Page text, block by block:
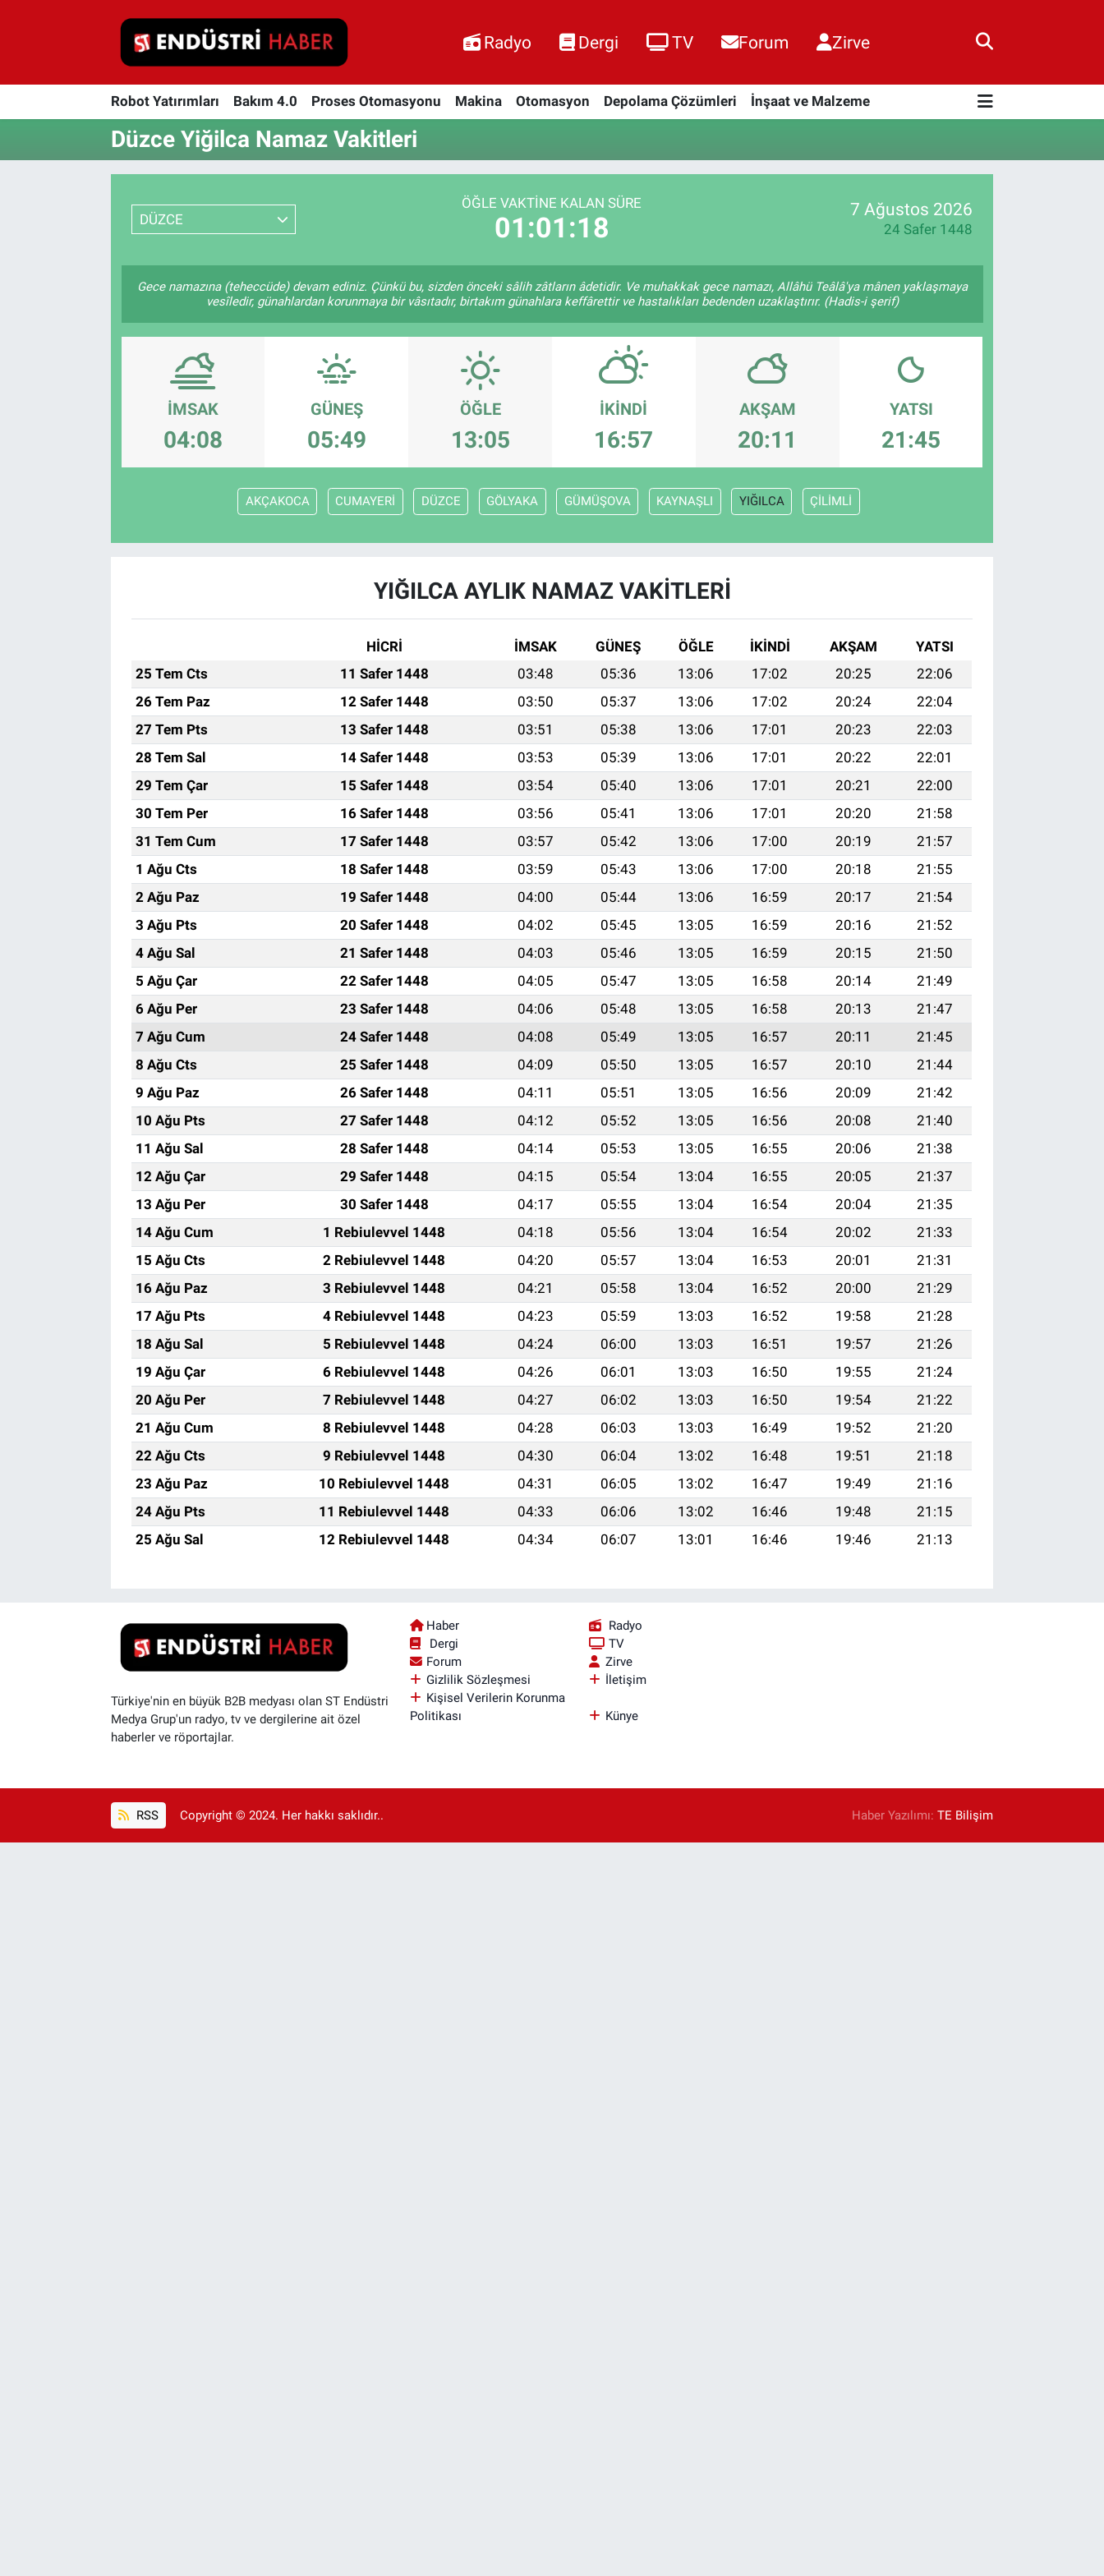
Radyo Dergi TV Forum Zirve
Robot Yatırımları Bakım 4.0 Proses Otomasyonu Makina Otomasyon Depolama Çözümleri İnşaat ve Malzeme
Düzce Yiğilca Namaz Vakitleri
DÜZCE
ÖĞLE VAKTINE KALAN SÜRE
01:01:17
7 Ağustos 2026
24 Safer 1448
Gece namazına (teheccüde) devam ediniz. Çünkü bu, sizden önceki sâlih zâtların âdetidir. Ve muhakkak gece namazı, Allâhü Teâlâ'ya mânen yaklaşmaya
vesîledir, günahlardan korunmaya bir vâsıtadır, birtakım günahlara keffârettir ve hastalıkları bedenden uzaklaştırır. (Hadis-i şerif)
İMSAK
04:08
GÜNEŞ
05:49
ÖĞLE
13:05
İKINDI
16:57
AKŞAM
20:11
YATSI
21:45
AKÇAKOCA CUMAYERİ DÜZCE GÖLYAKA GÜMÜŞOVA KAYNAŞLI YIĞILCA ÇİLİMLİ
YIĞILCA AYLIK NAMAZ VAKITLERI
HİCRİ İMSAK GÜNEŞ ÖĞLE İKINDI AKŞAM
YATSI
25 Tem Cts
11 Safer 1448 03:48 05:36 13:06 17:02 20:25
22:06
26 Tem Paz
12 Safer 1448 03:50 05:37 13:06 17:02 20:24
22:04
27 Tem Pts
13 Safer 1448 03:51 05:38 13:06 17:01 20:23
22:03
28 Tem Sal
14 Safer 1448 03:53 05:39 13:06 17:01 20:22
22:01
29 Tem Çar
15 Safer 1448 03:54 05:40 13:06 17:01 20:21
22:00
30 Tem Per
16 Safer 1448 03:56 05:41 13:06 17:01 20:20
21:58
31 Tem Cum
17 Safer 1448 03:57 05:42 13:06 17:00 20:19
21:57
1 Ağu Cts
18 Safer 1448 03:59 05:43 13:06 17:00 20:18
21:55
2 Ağu Paz
19 Safer 1448 04:00 05:44 13:06 16:59 20:17
21:54
3 Ağu Pts
20 Safer 1448 04:02 05:45 13:05 16:59 20:16
21:52
4 Ağu Sal
21 Safer 1448 04:03 05:46 13:05 16:59 20:15
21:50
5 Ağu Çar
22 Safer 1448 04:05 05:47 13:05 16:58 20:14
21:49
6 Ağu Per
23 Safer 1448 04:06 05:48 13:05 16:58 20:13
21:47
7 Ağu Cum
24 Safer 1448 04:08 05:49 13:05 16:57 20:11
21:45
8 Ağu Cts
25 Safer 1448 04:09 05:50 13:05 16:57 20:10
21:44
9 Ağu Paz
26 Safer 1448 04:11 05:51 13:05 16:56 20:09
21:42
10 Ağu Pts
27 Safer 1448 04:12 05:52 13:05 16:56 20:08
21:40
11 Ağu Sal
28 Safer 1448 04:14 05:53 13:05 16:55 20:06
21:38
12 Ağu Çar
29 Safer 1448 04:15 05:54 13:04 16:55 20:05
21:37
13 Ağu Per
30 Safer 1448 04:17 05:55 13:04 16:54 20:04
21:35
14 Ağu Cum
1 Rebiulevvel 1448 04:18 05:56 13:04 16:54 20:02
21:33
15 Ağu Cts
2 Rebiulevvel 1448 04:20 05:57 13:04 16:53 20:01
21:31
16 Ağu Paz
3 Rebiulevvel 1448 04:21 05:58 13:04 16:52 20:00
21:29
17 Ağu Pts
4 Rebiulevvel 1448 04:23 05:59 13:03 16:52 19:58
21:28
18 Ağu Sal
5 Rebiulevvel 1448 04:24 06:00 13:03 16:51 19:57
21:26
19 Ağu Çar
6 Rebiulevvel 1448 04:26 06:01 13:03 16:50 19:55
21:24
20 Ağu Per
7 Rebiulevvel 1448 04:27 06:02 13:03 16:50 19:54
21:22
21 Ağu Cum
8 Rebiulevvel 1448 04:28 06:03 13:03 16:49 19:52
21:20
22 Ağu Cts
9 Rebiulevvel 1448 04:30 06:04 13:02 16:48 19:51
21:18
23 Ağu Paz
10 Rebiulevvel 1448 04:31 06:05 13:02 16:47 19:49
21:16
24 Ağu Pts
11 Rebiulevvel 1448 04:33 06:06 13:02 16:46 19:48
21:15
25 Ağu Sal
12 Rebiulevvel 1448 04:34 06:07 13:01 16:46 19:46 21:13
Türkiye'nin en büyük B2B medyası olan ST Endüstri
Medya Grup'un radyo, tv ve dergilerine ait özel
haberler ve röportajlar.
Haber
Radyo
Dergi
TV
Forum
Zirve
Gizlilik Sözleşmesi
İletişim
Kişisel Verilerin Korunma
Politikası
Künye
RSS Copyright © 2024. Her hakkı saklıdır.. Haber Yazılımı:TE Bilişim
Robot Yatırımları
Proses Otomasyonu
Enerjisini Üreten Fabrikalar